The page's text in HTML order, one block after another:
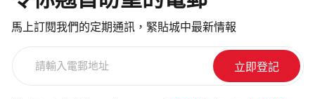
馬上訂閱我們的定期通訊，緊貼城中最新情報